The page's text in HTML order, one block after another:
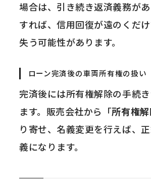
場合は、引き続き返済義務が
すれば、信用回復が遠のくだ
失う可能性があります。
ローン完済後の車両所有権の扱い
完済後には所有権解除の手続
ます。販売会社から「所有権
り寄せ、名義変更を行えば、
義になります。